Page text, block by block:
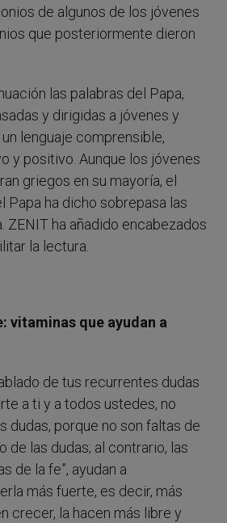
de algunos de los jóvenes
que posteriormente dieron
las palabras del Papa,
y dirigidas a jóvenes y
lenguaje comprensible,
y positivo. Aunque los jóvenes
griegos en su mayoría, el
Papa ha dicho sobrepasa las
ZENIT ha añadido encabezados
la lectura.
vitaminas que ayudan a
de tus recurrentes dudas
a ti y a todos ustedes, no
dudas, porque no son faltas de
de las dudas; al contrario, las
de la fe”, ayudan a
más fuerte, es decir, más
crecer, la hacen más libre y